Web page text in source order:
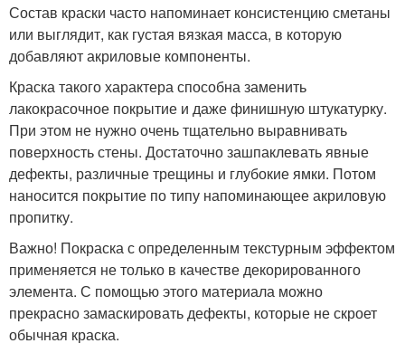
Состав краски часто напоминает консистенцию сметаны
или выглядит, как густая вязкая масса, в которую
добавляют акриловые компоненты.
Краска такого характера способна заменить
лакокрасочное покрытие и даже финишную штукатурку.
При этом не нужно очень тщательно выравнивать
поверхность стены. Достаточно зашпаклевать явные
дефекты, различные трещины и глубокие ямки. Потом
наносится покрытие по типу напоминающее акриловую
пропитку.
Важно! Покраска с определенным текстурным эффектом
применяется не только в качестве декорированного
элемента. С помощью этого материала можно
прекрасно замаскировать дефекты, которые не скроет
обычная краска.